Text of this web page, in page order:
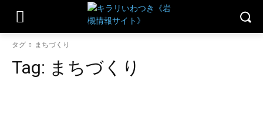
タグ まちづくり
Tag: まちづくり